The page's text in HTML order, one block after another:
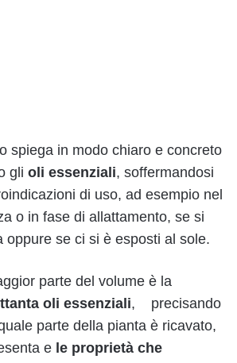
spiega in modo chiaro e concreto
gli oli essenziali, soffermandosi
di uso, ad esempio nel
o in fase di allattamento, se si
oppure se ci si è esposti al sole.
parte del volume è la
oli essenziali, precisando
parte della pianta è ricavato,
e le proprietà che